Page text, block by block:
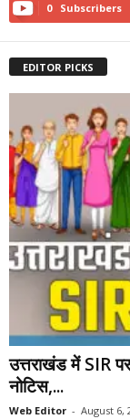
0 Subscribers
EDITOR PICKS
उत्तराखंड में SIR
नोटिस,...
Web Editor - August 6,